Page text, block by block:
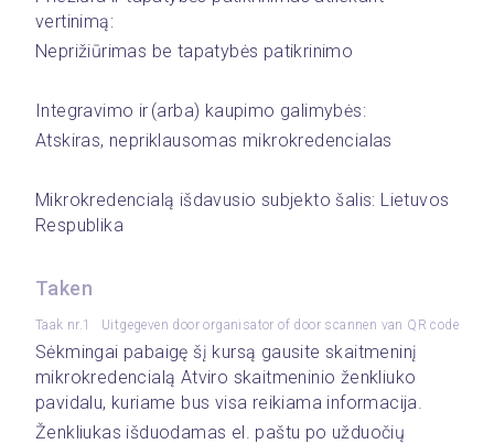
vertinimą:
Neprižiūrimas be tapatybės patikrinimo
Integravimo ir (arba) kaupimo galimybės:
Atskiras, nepriklausomas mikrokredencialas
Mikrokredencialą išdavusio subjekto šalis: Lietuvos
Respublika
Taken
Taak nr.1 Uitgegeven door organisator of door scannen van QR code
Sėkmingai pabaigę šį kursą gausite skaitmeninį
mikrokredencialą Atviro skaitmeninio ženkliuko
pavidalu, kuriame bus visa reikiama informacija.
Ženkliukas išduodamas el. paštu po užduočių